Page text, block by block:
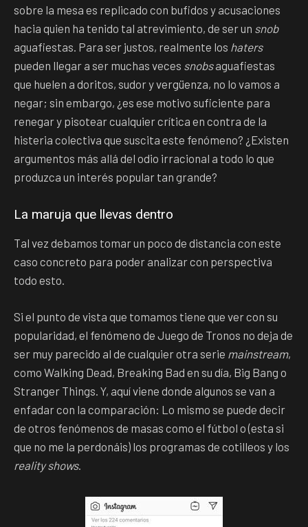
sobre la mesa es replicado con bufidos y acusaciones
hacia quien ha tenido tal atrevimiento, de ser un snob
aguafiestas. Para ser justos, realmente los haters
pueden llegar a ser muchas veces snobsaguafiestas
que huelen a doritos, sudor y vergüenza, no lo vamos a
negar; sin embargo, ¿es ese motivo suficiente para
renegar y pisotear cualquier crítica en contra de la
histeria colectiva que suscita este fenómeno? ¿Existen
argumentos más allá del odio irracional a todo lo que
produzca un interés popular tan grande?
La maruja que llevas dentro
Tal vez debamos tomar un poco de distancia con este
caso concreto para poder analizar con perspectiva
todo esto.
Si el punto de vista que tomamos tiene que ver con su
popularidad, el fenómeno de Juego de Tronos no deja de
ser muy parecido al de cualquier otra serie mainstream,
como Walking Dead, Breaking Bad en su día, Big Bang o
Stranger Things. Y, aquí viene donde algunos se van a
enfadar con la comparación: Lo mismo se puede decir
de otros fenómenos de masas como el fútbol o (esta si
que no me la perdonáis) los programas de cotilleos y los
reality shows.